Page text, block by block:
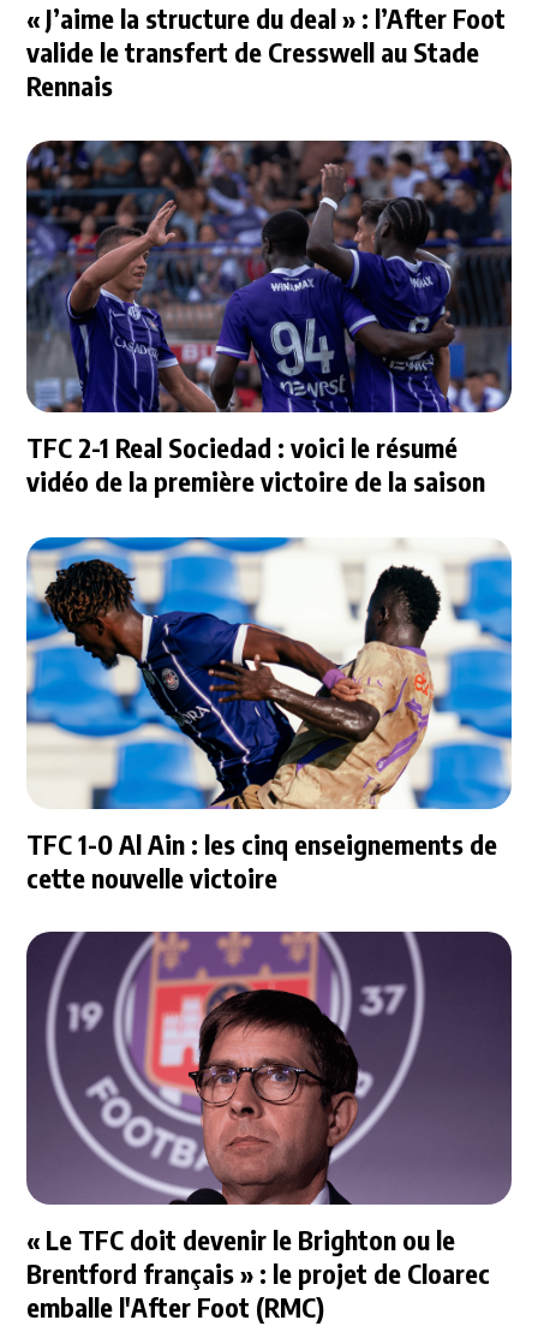
« J’aime la structure du deal » : l’After Foot
valide le transfert de Cresswell au Stade
Rennais
TFC 2-1 Real Sociedad : voici le résumé
vidéo de la première victoire de la saison
TFC 1-0 Al Ain : les cinq enseignements de
cette nouvelle victoire
« Le TFC doit devenir le Brighton ou le
Brentford français » : le projet de Cloarec
emballe l'After Foot (RMC)